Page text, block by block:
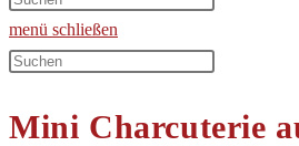
umschalten
menü schließen
Diese
durchsuchen
Mini Charcuterie